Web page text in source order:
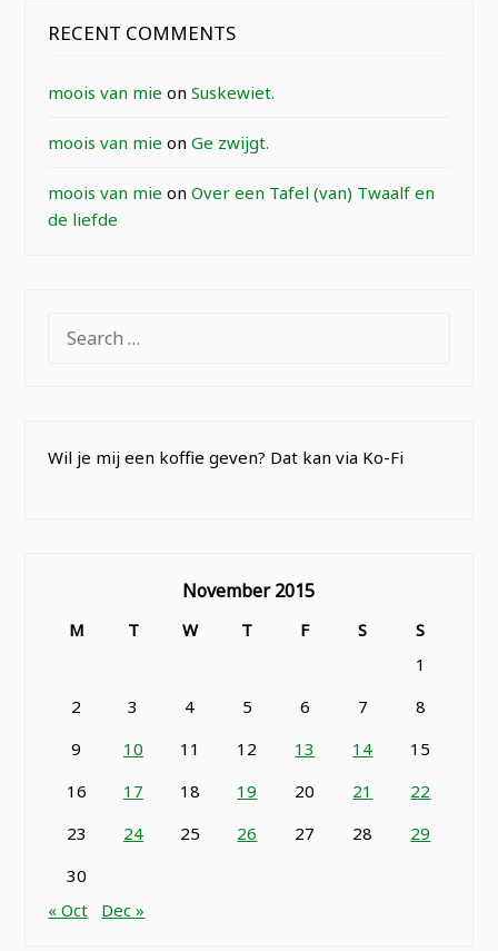
RECENT COMMENTS
moois van mie onSuskewiet.
moois van mie onGe zwijgt.
moois van mie onOver een Tafel (van) Twaalf en
de liefde
FOR:
Wil je mij een koffie geven? Dat kan via Ko-Fi
November 2015
M T W T F S
S
1
2
3 4 5 6 7
8
9
10 11 12 13 14
15
16
17 18 19 20 21
22
23
24 25 26 27 28
29
30
« Oct
Dec »